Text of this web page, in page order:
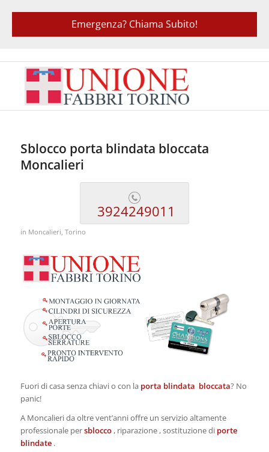
Emergenza? Chiama Subito!
Sblocco porta blindata bloccata
Moncalieri
3924249011
in Moncalieri, Torino
Fuori di casa senza chiavi o con la porta blindata bloccata? No
panic!
A Moncalieri da oltre vent’anni offre un servizio altamente
professionale persblocco, riparazione , sostituzione di porte
blindate.